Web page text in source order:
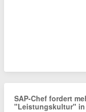
SAP-Chef fordert
"Leistungskultur" in